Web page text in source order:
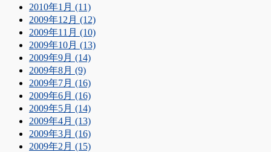
2010年1月 (11)
2009年12月 (12)
2009年11月 (10)
2009年10月 (13)
2009年9月 (14)
2009年8月 (9)
2009年7月 (16)
2009年6月 (16)
2009年5月 (14)
2009年4月 (13)
2009年3月 (16)
2009年2月 (15)